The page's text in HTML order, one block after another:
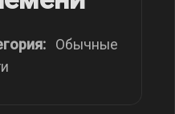
Обычные